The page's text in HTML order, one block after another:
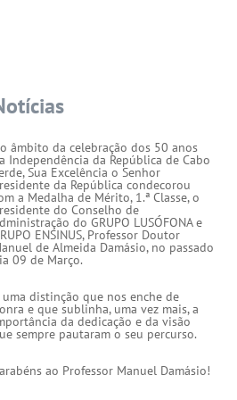
âmbito da celebração dos 50 anos
Independência da República de Cabo
Sua Excelência o Senhor
da República condecorou
a Medalha de Mérito, 1.ª Classe, o
do Conselho de
do GRUPO LUSÓFONA e
ENSINUS, Professor Doutor
de Almeida Damásio, no passado
09 de Março.
uma distinção que nos enche de
e que sublinha, uma vez mais, a
da dedicação e da visão
sempre pautaram o seu percurso.
ao Professor Manuel Damásio!